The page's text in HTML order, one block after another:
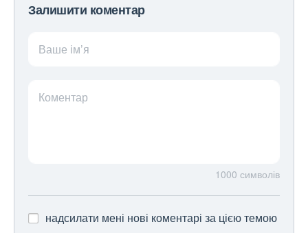
Залишити коментар
Ваше ім’я
Коментар
1000 символів
надсилати мені нові коментарі за цією темою